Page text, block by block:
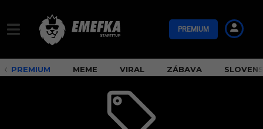
PREMIUM
PREMIUM MEME VIRAL ZÁBAVA